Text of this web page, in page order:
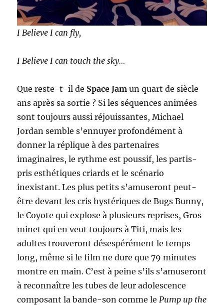
I Believe I can fly,
I Believe I can touch the sky…
Que reste-t-il de Space Jam un quart de siècle
ans après sa sortie ? Si les séquences animées
sont toujours aussi réjouissantes, Michael
Jordan semble s’ennuyer profondément à
donner la réplique à des partenaires
imaginaires, le rythme est poussif, les partis-
pris esthétiques criards et le scénario
inexistant. Les plus petits s’amuseront peut-
être devant les cris hystériques de Bugs Bunny,
le Coyote qui explose à plusieurs reprises, Gros
minet qui en veut toujours à Titi, mais les
adultes trouveront désespérément le temps
long, même si le film ne dure que 79 minutes
montre en main. C’est à peine s’ils s’amuseront
à reconnaître les tubes de leur adolescence
composant la bande-son comme le Pump up the